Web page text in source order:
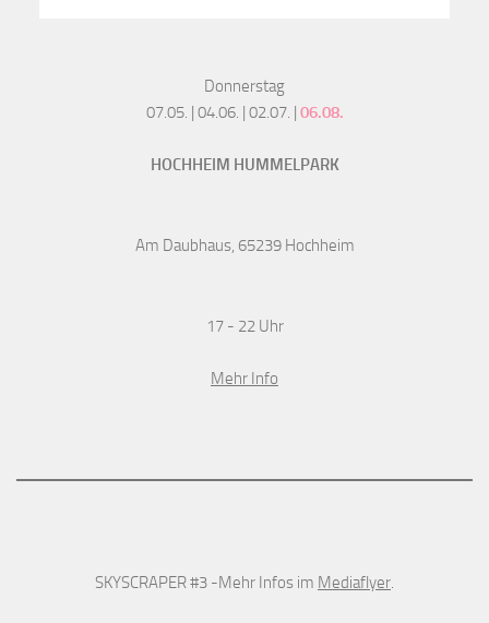
Donnerstag
07.05. | 04.06. | 02.07. | 06.08.
HOCHHEIM HUMMELPARK
Am Daubhaus, 65239 Hochheim
17 - 22 Uhr
Mehr Info
SKYSCRAPER #3 -Mehr Infos im Mediaflyer